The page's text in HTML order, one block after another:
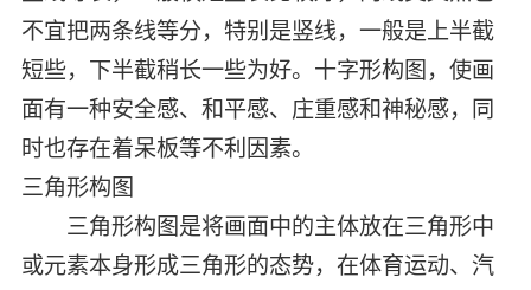
不宜把两条线等分，特别是竖线，一般是上半截
短些，下半截稍长一些为好。十字形构图，使画
面有一种安全感、和平感、庄重感和神秘感，同
时也存在着呆板等不利因素。
三角形构图
三角形构图是将画面中的主体放在三角形中
或元素本身形成三角形的态势，在体育运动、汽